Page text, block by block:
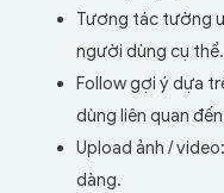
Tương tác tường
người dùng cụ thể.
Follow gợi ý dựa
dùng liên quan
Upload ảnh /
dàng.